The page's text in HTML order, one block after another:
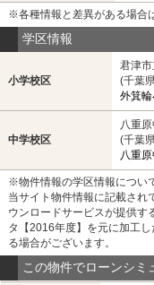
※各種情報と差異がある場合
学区情報
小学校区
君津
(千葉
外箕
中学校区
八重
(千葉
八重
※物件情報の学区情報につい
当サイト物件情報に記載され
ウンロードサービスが提供す
タ【2016年度】を元に加工
る場合がございます。
この物件でローンシミ